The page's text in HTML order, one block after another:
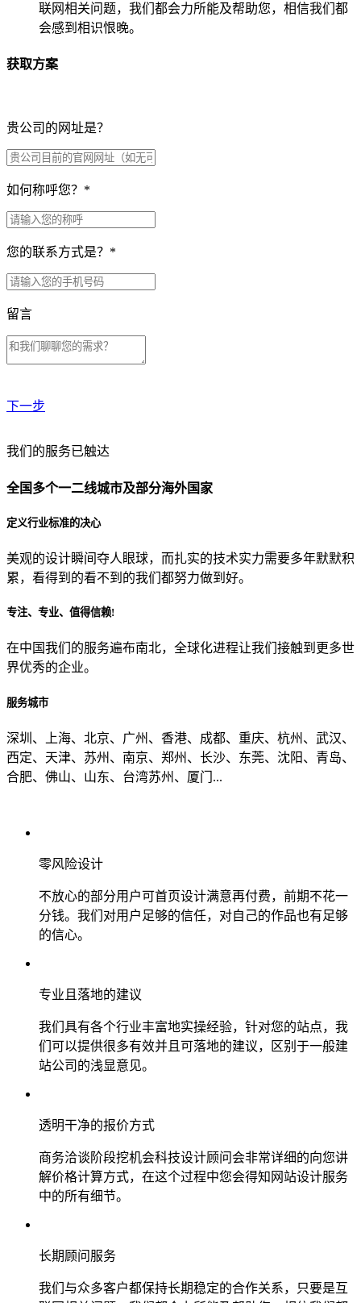
联网相关问题，我们都会力所能及帮助您，相信我们都
会感到相识恨晚。
获取方案
贵公司的网址是？
如何称呼您？ *
您的联系方式是？ *
留言
下一步
贵公司预算范围是？
贵公司的团队规模是？
目前主要的营销渠道是？
我们的服务已触达
全国多个一二线城市及部分海外国家
定义行业标准的决心
美观的设计瞬间夺人眼球，而扎实的技术实力需要多年默默积
累，看得到的看不到的我们都努力做到好。
专注、专业、值得信赖!
在中国我们的服务遍布南北，全球化进程让我们接触到更多世
界优秀的企业。
服务城市
深圳、上海、北京、广州、香港、成都、重庆、杭州、武汉、
西定、天津、苏州、南京、郑州、长沙、东莞、沈阳、青岛、
合肥、佛山、山东、台湾苏州、厦门...
零风险设计
不放心的部分用户可首页设计满意再付费，前期不花一
分钱。我们对用户足够的信任，对自己的作品也有足够
的信心。
专业且落地的建议
我们具有各个行业丰富地实操经验，针对您的站点，我
们可以提供很多有效并且可落地的建议，区别于一般建
站公司的浅显意见。
透明干净的报价方式
商务洽谈阶段挖机会科技设计顾问会非常详细的向您讲
解价格计算方式，在这个过程中您会得知网站设计服务
中的所有细节。
长期顾问服务
我们与众多客户都保持长期稳定的合作关系，只要是互